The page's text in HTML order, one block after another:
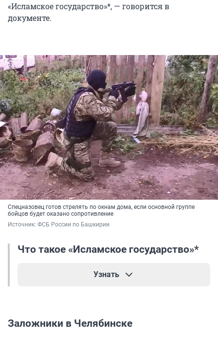
«Исламское государство»*, — говорится в
документе.
Спецназовец готов стрелять по окнам дома, если основной группе
бойцов будет оказано сопротивление
Источник: ФСБ России по Башкирии
Что такое «Исламское государство»*
Узнать
единую страну — халифат, со своими законами
Заложники в Челябинске